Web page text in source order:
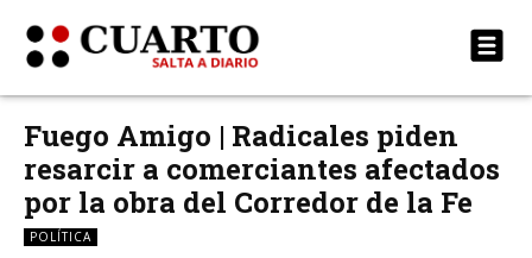
Fuego Amigo | Radicales piden
resarcir a comerciantes afectados
por la obra del Corredor de la Fe
POLÍTICA